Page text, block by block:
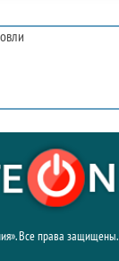
Все права защищены.